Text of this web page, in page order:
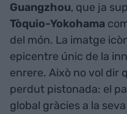
Guangzhou, que ja
Tòquio-Yokohama
del món. La imatge
epicentre únic de la
enrere. Això no vol dir
perdut pistonada: el
global gràcies a la